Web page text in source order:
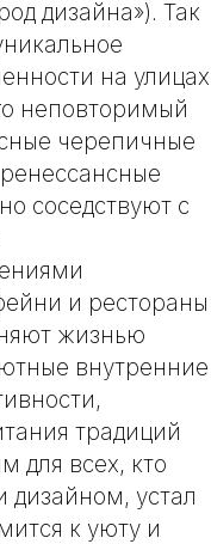
дизайна»). Так
на улицах
неповторимый
черепичные
соседствуют с
и рестораны
жизнью
внутренние
традиций
для всех, кто
дизайном, устал
к уюту и